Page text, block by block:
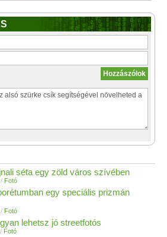
séta egy zöld város szívében
/ Fotó
egy speciális prizmán
/ Fotó
lehetsz jó streetfotós
/ Fotó